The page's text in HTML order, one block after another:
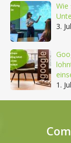
Wie
3.
1.